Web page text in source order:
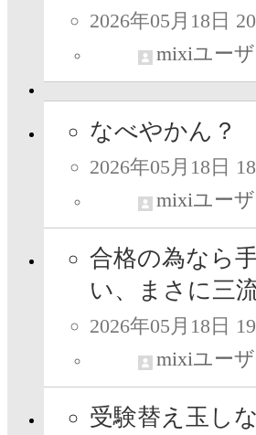
2026年05月18日
mixiユー
なべやかん？
2026年05月18日
mixiユー
合格の為なら
い、まさに三
2026年05月18日
mixiユー
受験替え玉し